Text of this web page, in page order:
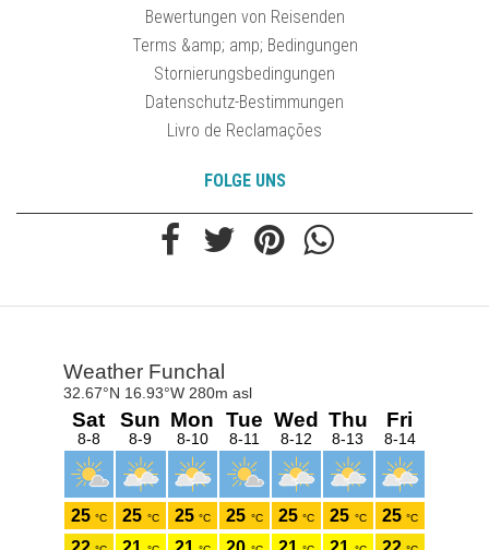
Bewertungen von Reisenden
Terms &amp; amp; Bedingungen
Stornierungsbedingungen
Datenschutz-Bestimmungen
Livro de Reclamações
FOLGE UNS